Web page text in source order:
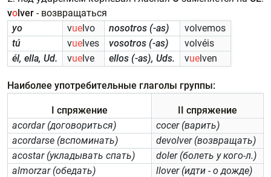
volver - возвращаться
yo
vuelvo nosotros (-as)
volvemos
tú
vuelves vosotros (-as)
volvéis
él, ella, Ud.
vuelve ellos (-as), Uds. vuelven
Наиболее употребительные глаголы группы:
I спряжение
II спряжение
acordar (договориться)
cocer (варить)
acordarse (вспоминать)
devolver (возвращать)
acostar (укладывать спать)
doler (болеть у кого-л.)
almorzar (обедать)
llover (идти - о дожде)